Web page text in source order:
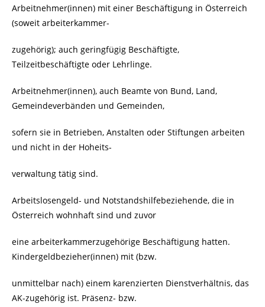
Arbeitnehmer(innen) mit einer Beschäftigung in Österreich
(soweit arbeiterkammer-
zugehörig); auch geringfügig Beschäftigte,
Teilzeitbeschäftigte oder Lehrlinge.
Arbeitnehmer(innen), auch Beamte von Bund, Land,
Gemeindeverbänden und Gemeinden,
sofern sie in Betrieben, Anstalten oder Stiftungen arbeiten
und nicht in der Hoheits-
verwaltung tätig sind.
Arbeitslosengeld- und Notstandshilfebeziehende, die in
Österreich wohnhaft sind und zuvor
eine arbeiterkammerzugehörige Beschäftigung hatten.
Kindergeldbezieher(innen) mit (bzw.
unmittelbar nach) einem karenzierten Dienstverhältnis, das
AK-zugehörig ist. Präsenz- bzw.